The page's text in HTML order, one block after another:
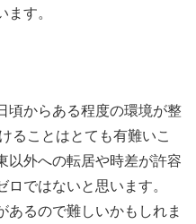
す。
頃からある程度の環境が整
ることはとても有難いこ
以外への転居や時差が許容
ではないと思います。
あるので難しいかもしれま